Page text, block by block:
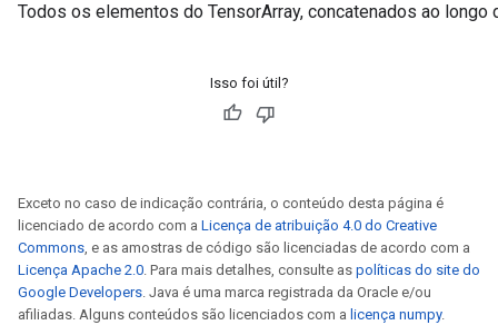
Todos os elementos do TensorArray, concatenados ao longo
Isso foi útil?
Exceto no caso de indicação contrária, o conteúdo desta página é
licenciado de acordo com a Licença de atribuição 4.0 do Creative
Commons, e as amostras de código são licenciadas de acordo com a
Licença Apache 2.0. Para mais detalhes, consulte as políticas do site do
Google Developers. Java é uma marca registrada da Oracle e/ou
afiliadas. Alguns conteúdos são licenciados com a licença numpy.